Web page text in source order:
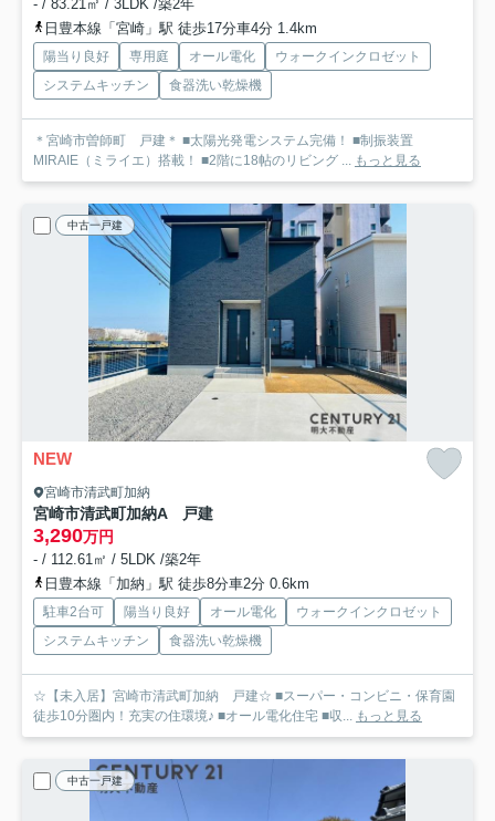
- / 83.21㎡ / 3LDK /築2年
日豊本線「宮崎」駅 徒歩17分車4分 1.4km
陽当り良好 専用庭 オール電化
ウォークインクロゼット
システムキッチン
食器洗い乾燥機
＊宮崎市曽師町 戸建＊ ■太陽光発電システム完備！ ■制振装置
MIRAIE（ミライエ）搭載！ ■2階に18帖のリビング ... もっと見る
中古一戸建
NEW
宮崎市清武町加納
宮崎市清武町加納A 戸建
3,290万円
- / 112.61㎡ / 5LDK /築2年
日豊本線「加納」駅 徒歩8分車2分 0.6km
駐車2台可 陽当り良好 オール電化
ウォークインクロゼット
システムキッチン
食器洗い乾燥機
☆【未入居】宮崎市清武町加納 戸建☆ ■スーパー・コンビニ・保育園
徒歩10分圏内！充実の住環境♪ ■オール電化住宅 ■収... もっと見る
中古一戸建